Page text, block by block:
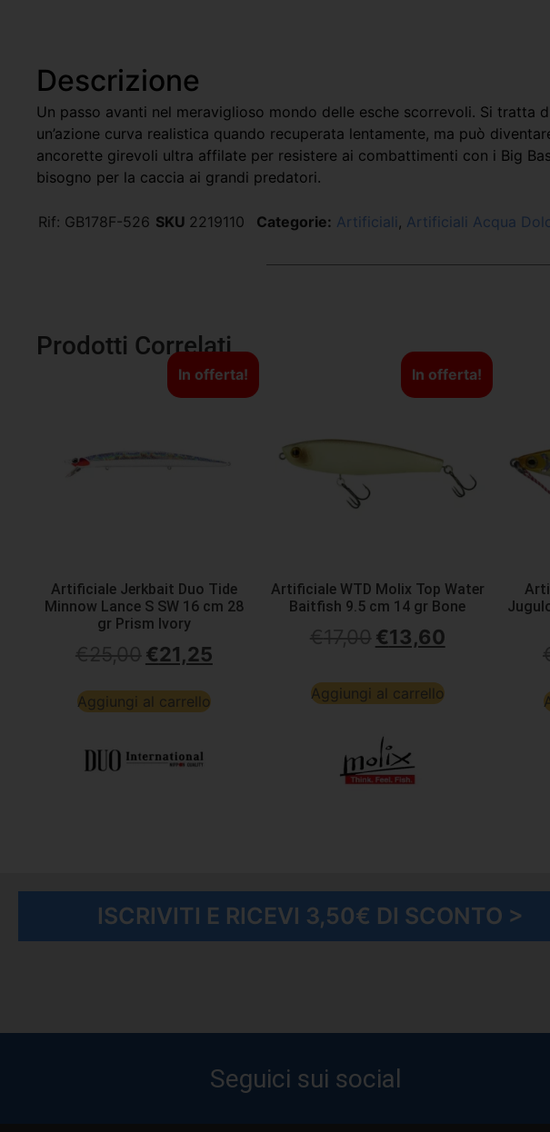
Descrizione
Un passo avanti nel meraviglioso mondo delle esche scorrevoli. Si tratta
un’azione curva realistica quando recuperata lentamente, ma può
ancorette girevoli ultra affilate per resistere ai combattimenti con i Big
bisogno per la caccia ai grandi predatori.
Rif: GB178F-526 SKU 2219110 Categorie: Artificiali , Artificiali Acqua
Prodotti Correlati
In offerta!
Artificiale Jerkbait Duo Tide
Minnow Lance S SW 16 cm 28
gr Prism Ivory
€21,25
Aggiungi al carrello
In offerta!
Artificiale WTD Molix Top Water
Baitfish 9.5 cm 14 gr Bone
€13,60
Aggiungi al carrello
ISCRIVITI E RICEVI 3,50€ DI SCONTO >
Seguici sui social